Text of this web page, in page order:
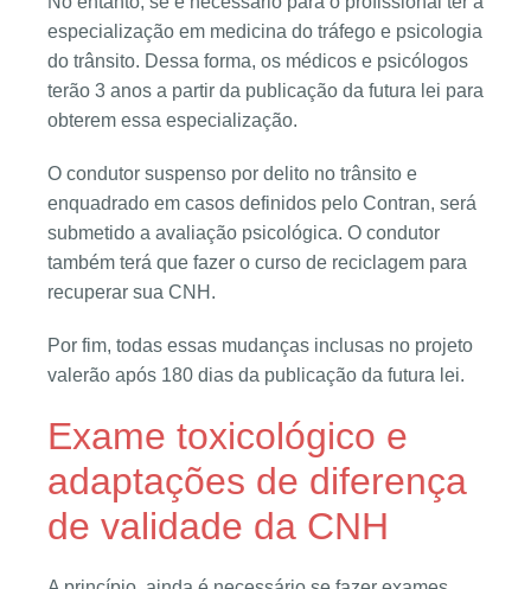
especialização em medicina do tráfego e psicologia
do trânsito. Dessa forma, os médicos e psicólogos
terão 3 anos a partir da publicação da futura lei para
obterem essa especialização.
O condutor suspenso por delito no trânsito e
enquadrado em casos definidos pelo Contran, será
submetido a avaliação psicológica. O condutor
também terá que fazer o curso de reciclagem para
recuperar sua CNH.
Por fim, todas essas mudanças inclusas no projeto
valerão após 180 dias da publicação da futura lei.
Exame toxicológico e
adaptações de diferença
de validade da CNH